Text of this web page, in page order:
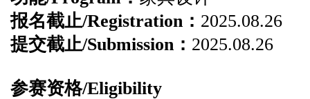
报名截止/Registration： 2025.08.26
提交截止/Submission： 2025.08.26
参赛资格/Eligibility